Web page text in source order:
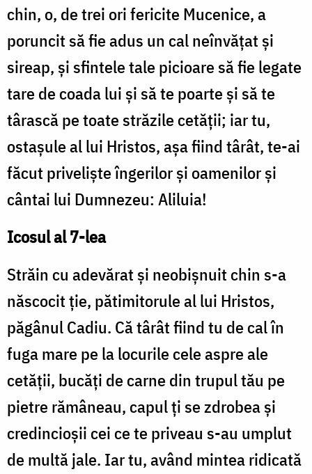
chin, o, de trei ori fericite Mucenice, a
poruncit să fie adus un cal neînvăţat şi
sireap, şi sfintele tale picioare să fie legate
tare de coada lui şi să te poarte şi să te
târască pe toate străzile cetăţii; iar tu,
ostaşule al lui Hristos, aşa fiind târât, te-ai
făcut privelişte îngerilor şi oamenilor şi
cântai lui Dumnezeu: Aliluia!
Icosul al 7-lea
Străin cu adevărat şi neobişnuit chin s-a
născocit ţie, pătimitorule al lui Hristos,
păgânul Cadiu. Că târât fiind tu de cal în
fuga mare pe la locurile cele aspre ale
cetăţii, bucăţi de carne din trupul tău pe
pietre rămâneau, capul ţi se zdrobea şi
credincioşii cei ce te priveau s-au umplut
de multă jale. Iar tu, având mintea ridicată